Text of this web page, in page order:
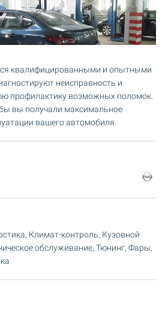
квалифицированными и опытными
неисправность и
профилактику возможных поломок.
вы получали максимальное
вашего автомобиля.
Климат-контроль, Кузовной
обслуживание, Тюнинг, Фары,